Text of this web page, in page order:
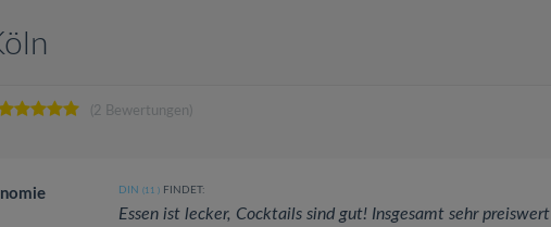
(2 Bewertungen)
DIN (11 )FINDET:
Essen ist lecker, Cocktails sind gut! Insgesamt sehr preiswert